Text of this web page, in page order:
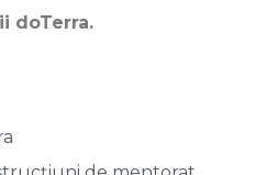
doTerra.